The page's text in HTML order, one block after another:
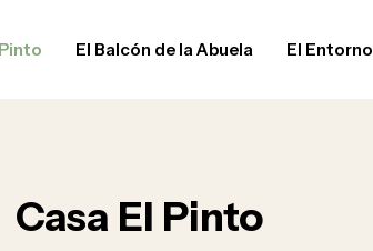
El Balcón de la Abuela El Entorno
Casa El Pinto